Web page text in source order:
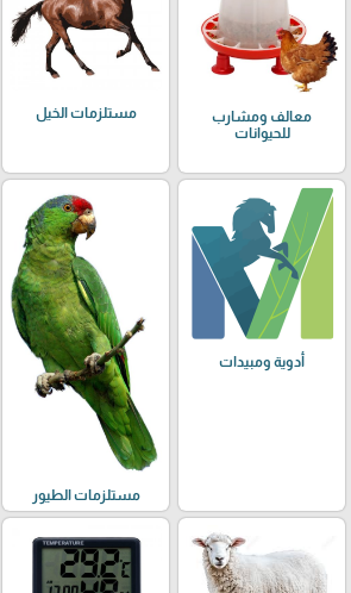
معالف ومشارب
للحيوانات
مستلزمات الخيل
أدوية ومبيدات
مستلزمات الطيور